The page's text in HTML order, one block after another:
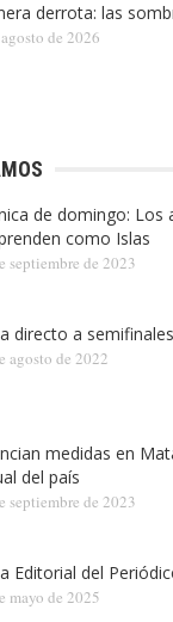
derrota: las
de 2026
de domingo: Los
como Islas
septiembre de 2023
directo a
agosto de 2022
medidas en
del país
septiembre de 2023
Editorial del
mayo de 2025